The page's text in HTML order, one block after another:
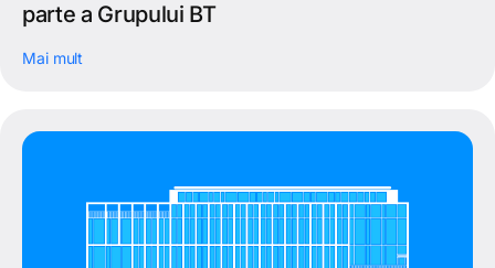
parte a Grupului BT
Mai mult